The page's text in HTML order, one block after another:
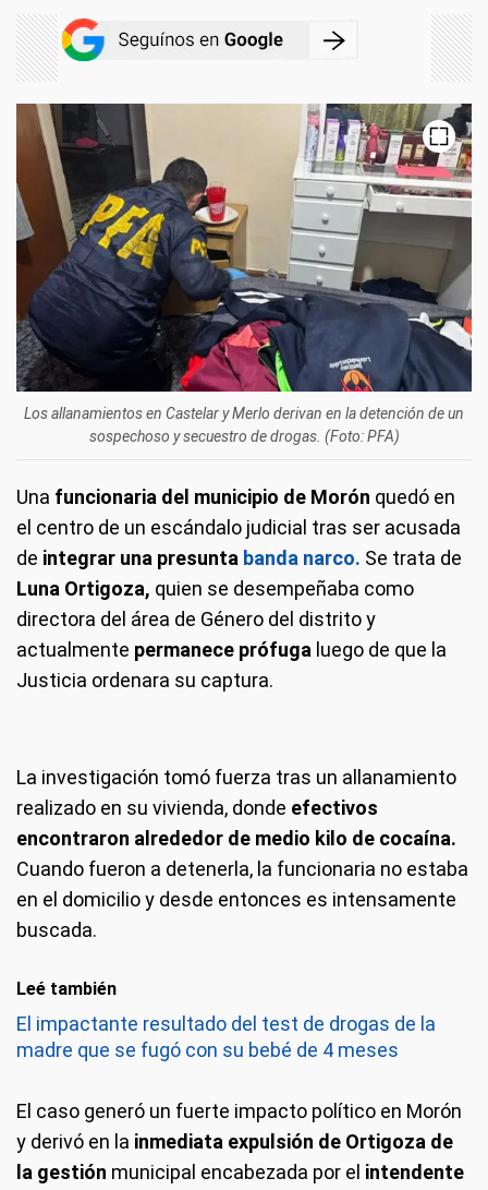
Los allanamientos en Castelar y Merlo derivan en la detención de un
sospechoso y secuestro de drogas. (Foto: PFA)
Una funcionaria del municipio de Morón quedó en
el centro de un escándalo judicial tras ser acusada
de integrar una presunta banda narco. Se trata de
Luna Ortigoza, quien se desempeñaba como
directora del área de Género del distrito y
actualmente permanece prófuga luego de que la
Justicia ordenara su captura.
La investigación tomó fuerza tras un allanamiento
realizado en su vivienda, donde efectivos
encontraron alrededor de medio kilo de cocaína.
Cuando fueron a detenerla, la funcionaria no estaba
en el domicilio y desde entonces es intensamente
buscada.
Leé también
El impactante resultado del test de drogas de la
madre que se fugó con su bebé de 4 meses
El caso generó un fuerte impacto político en Morón
y derivó en la inmediata expulsión de Ortigoza de
la gestión municipal encabezada por el intendente